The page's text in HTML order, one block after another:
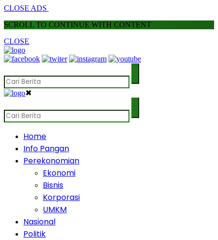
CLOSE ADS
SCROLL TO CONTINUE WITH CONTENT
CLOSE
✖
Home
Info Pangan
Perekonomian
Ekonomi
Bisnis
Korporasi
UMKM
Nasional
Politik